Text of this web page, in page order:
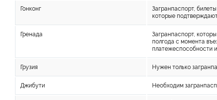
Гонконг
Загранпаспорт,
которые
Гренада
Загранпаспорт,
полгода с момента
платежеспособности
Грузия Нужен только
Джибути Необходим